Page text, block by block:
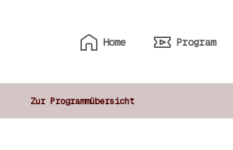
Home Program
Zur Programmübersicht